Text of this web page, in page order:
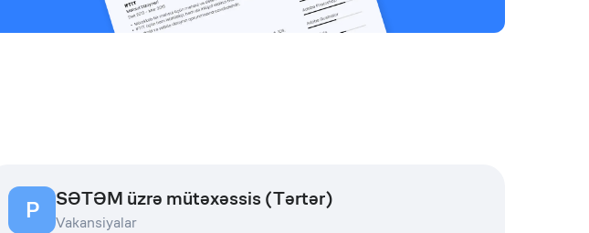
P SƏTƏM üzrə mütəxəssis (Tərtər)
Vakansiyalar